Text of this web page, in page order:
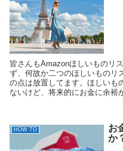
皆さんもAmazonほしいものリ
ず、何故か二つのほしいものリ
の点は放置してます。ほしいも
ないけど、将来的にお金に余裕
HOW TO
お
か